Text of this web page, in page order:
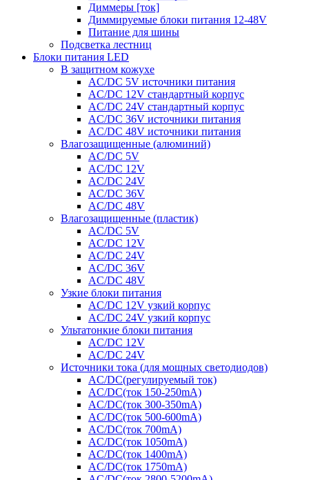
Диммеры [ток]
Диммируемые блоки питания 12-48V
Питание для шины
Подсветка лестниц
Блоки питания LED
В защитном кожухе
AC/DC 5V источники питания
AC/DC 12V стандартный корпус
AC/DC 24V стандартный корпус
AC/DC 36V источники питания
AC/DC 48V источники питания
Влагозащищенные (алюминий)
AC/DC 5V
AC/DC 12V
AC/DC 24V
AC/DC 36V
AC/DC 48V
Влагозащищенные (пластик)
AC/DC 5V
AC/DC 12V
AC/DC 24V
AC/DC 36V
AC/DC 48V
Узкие блоки питания
AC/DC 12V узкий корпус
AC/DC 24V узкий корпус
Ультатонкие блоки питания
AC/DC 12V
AC/DC 24V
Источники тока (для мощных светодиодов)
AC/DC(регулируемый ток)
AC/DC(ток 150-250mA)
AC/DC(ток 300-350mA)
AC/DC(ток 500-600mA)
AC/DC(ток 700mA)
AC/DC(ток 1050mA)
AC/DC(ток 1400mA)
AC/DC(ток 1750mA)